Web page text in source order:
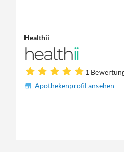
Healthii
1
Apothekenprofil ansehen